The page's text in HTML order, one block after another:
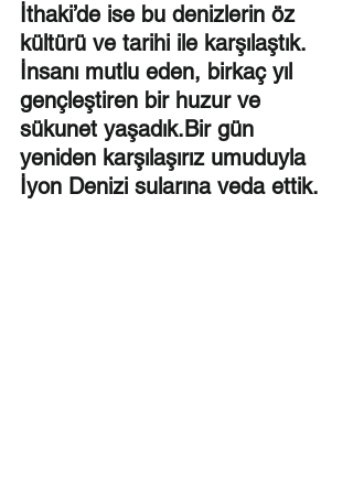
İthaki’de ise bu denizlerin öz
kültürü ve tarihi ile karşılaştık.
İnsanı mutlu eden, birkaç yıl
gençleştiren bir huzur ve
sükunet yaşadık.Bir gün
yeniden karşılaşırız umuduyla
İyon Denizi sularına veda ettik.